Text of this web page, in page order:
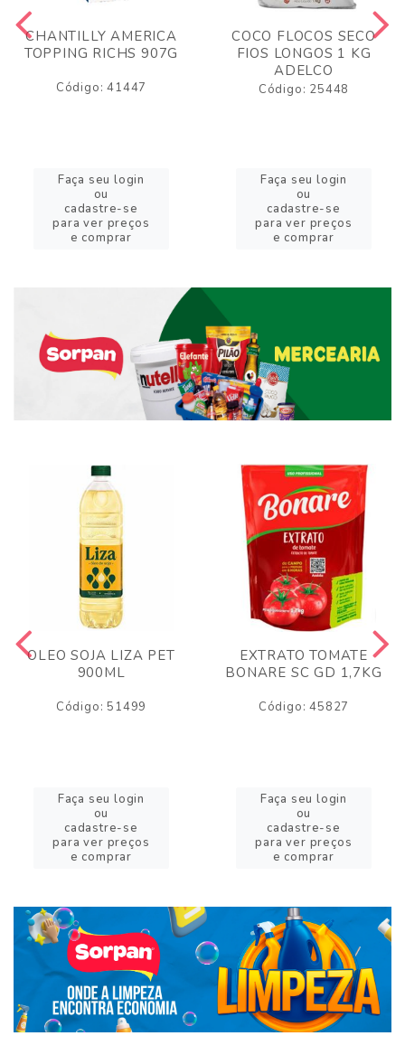
CHANTILLY AMERICA
TOPPING RICHS 907G
Código: 41447
Faça seu login
ou
cadastre-se
para ver preços
e comprar
COCO FLOCOS SECO
FIOS LONGOS 1 KG
ADELCO
Código: 25448
Faça seu login
ou
cadastre-se
para ver preços
e comprar
OLEO SOJA LIZA PET
900ML
Código: 51499
Faça seu login
ou
cadastre-se
para ver preços
e comprar
EXTRATO TOMATE
BONARE SC GD 1,7KG
Código: 45827
Faça seu login
ou
cadastre-se
para ver preços
e comprar